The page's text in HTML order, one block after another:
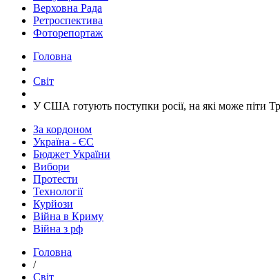
Верховна Рада
Ретроспектива
Фоторепортаж
Головна
Світ
​У США готують поступки росії, на які може піти
За кордоном
Україна - ЄС
Бюджет України
Вибори
Протести
Технології
Курйози
Війна в Криму
Війна з рф
Головна
/
Світ